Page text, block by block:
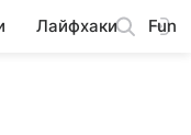
Лайфхаки Fun